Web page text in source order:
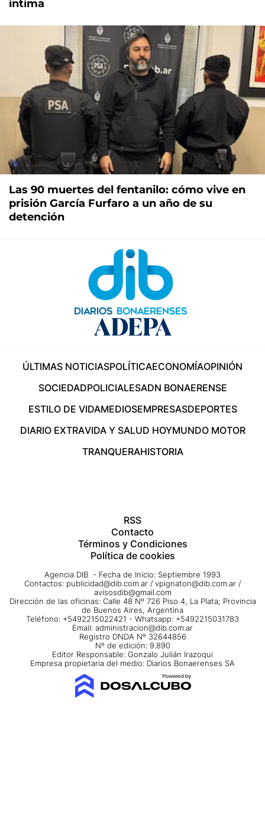
íntima
Las 90 muertes del fentanilo: cómo vive en
prisión García Furfaro a un año de su
detención
ÚLTIMAS NOTICIASPOLÍTICAECONOMÍAOPINIÓN
SOCIEDADPOLICIALESADN BONAERENSE
ESTILO DE VIDAMEDIOSEMPRESASDEPORTES
DIARIO EXTRAVIDA Y SALUD HOYMUNDO MOTOR
TRANQUERAHISTORIA
RSS
Contacto
Términos y Condiciones
Política de cookies
Agencia DIB - Fecha de Inicio: Septiembre 1993
Contactos: publicidad@dib.com.ar / vpignaton@dib.com.ar /
avisosdib@gmail.com
Dirección de las oficinas: Calle 48 Nº 726 Piso 4, La Plata; Provincia
de Buenos Aires, Argentina
Teléfono: +5492215022421 - Whatsapp: +5492215031783
Email: administracion@dib.com.ar
Registro DNDA Nº 32644856
Nº de edición: 9.890
Editor Responsable: Gonzalo Julián Irazoqui
Empresa propietaria del medio: Diarios Bonaerenses SA